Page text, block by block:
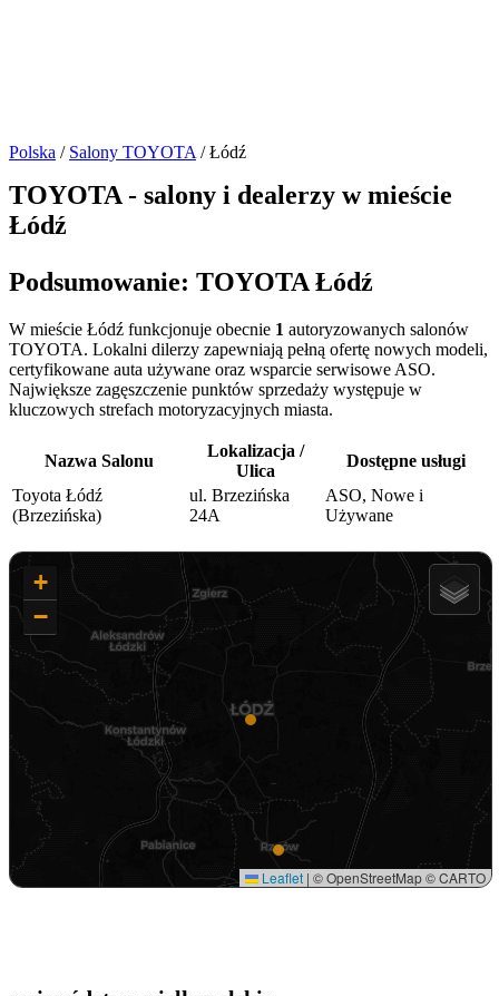
Polska / Salony TOYOTA / Łódź
TOYOTA - salony i dealerzy w mieście
Łódź
Podsumowanie: TOYOTA Łódź
W mieście Łódź funkcjonuje obecnie 1 autoryzowanych salonów
TOYOTA. Lokalni dilerzy zapewniają pełną ofertę nowych modeli,
certyfikowane auta używane oraz wsparcie serwisowe ASO.
Największe zagęszczenie punktów sprzedaży występuje w
kluczowych strefach motoryzacyjnych miasta.
Nazwa Salonu
Lokalizacja /
Ulica
Dostępne usługi
Toyota Łódź
(Brzezińska)
ul. Brzezińska
24A
ASO, Nowe i
Używane
+
−
Leaflet | © OpenStreetMap © CARTO